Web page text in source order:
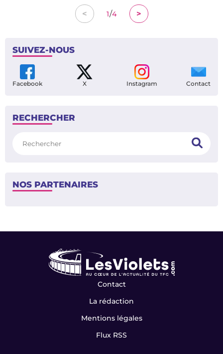
< 1/4 >
SUIVEZ-NOUS
Facebook X Instagram Contact
RECHERCHER
NOS PARTENAIRES
Contact
La rédaction
Mentions légales
Flux RSS